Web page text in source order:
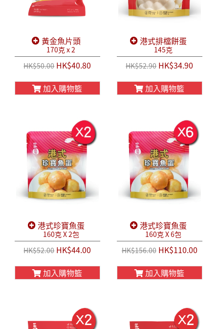
黃金魚片頭
170克 x 2
HK$50.00HK$40.80
加入購物籃
港式排檔餅蛋
145克
HK$52.90HK$34.90
加入購物籃
港式珍寶魚蛋
160克 X 2包
HK$52.00HK$44.00
加入購物籃
港式珍寶魚蛋
160克 X 6包
HK$156.00HK$110.00
加入購物籃